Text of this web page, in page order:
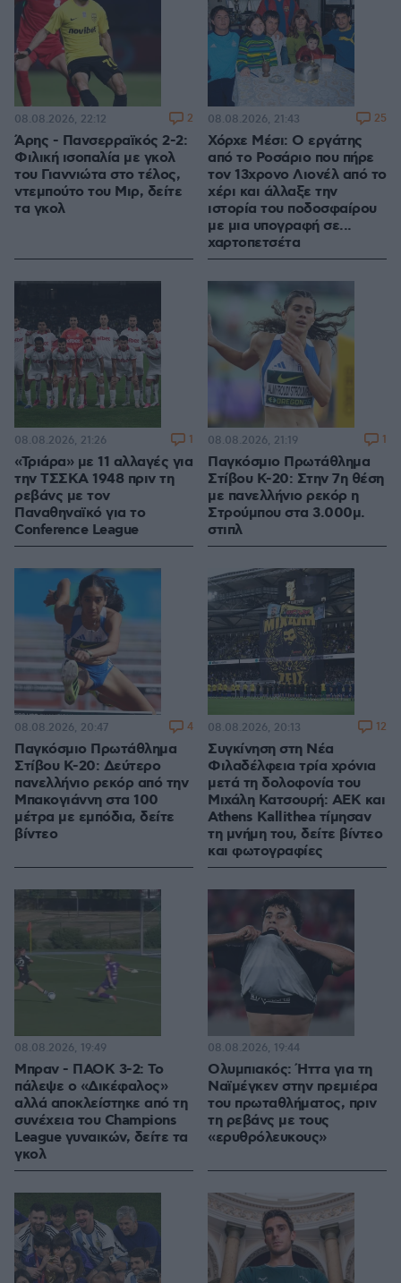
Άρης - Πανσερραϊκός 2-2:
Φιλική ισοπαλία με γκολ
του Γιαννιώτα στο τέλος,
ντεμπούτο του Μιρ, δείτε
τα γκολ
08.08.2026, 22:12 2
Χόρχε Μέσι: Ο εργάτης
από το Ροσάριο που πήρε
τον 13χρονο Λιονέλ από το
χέρι και άλλαξε την
ιστορία του ποδοσφαίρου
με μια υπογραφή σε...
χαρτοπετσέτα
08.08.2026, 21:43 25
«Τριάρα» με 11 αλλαγές για
την ΤΣΣΚΑ 1948 πριν τη
ρεβάνς με τον
Παναθηναϊκό για το
Conference League
08.08.2026, 21:26 1
Παγκόσμιο Πρωτάθλημα
Στίβου Κ-20: Στην 7η θέση
με πανελλήνιο ρεκόρ η
Στρούμπου στα 3.000μ.
στιπλ
08.08.2026, 21:19 1
Παγκόσμιο Πρωτάθλημα
Στίβου Κ-20: Δεύτερο
πανελλήνιο ρεκόρ από την
Μπακογιάννη στα 100
μέτρα με εμπόδια, δείτε
βίντεο
08.08.2026, 20:47 4
Συγκίνηση στη Νέα
Φιλαδέλφεια τρία χρόνια
μετά τη δολοφονία του
Μιχάλη Κατσουρή: ΑΕΚ και
Athens Kallithea τίμησαν
τη μνήμη του, δείτε βίντεο
και φωτογραφίες
08.08.2026, 20:13 12
Μπραν - ΠΑΟΚ 3-2: Το
πάλεψε ο «Δικέφαλος»
αλλά αποκλείστηκε από τη
συνέχεια του Champions
League γυναικών, δείτε τα
γκολ
08.08.2026, 19:49
Ολυμπιακός: Ήττα για τη
Ναϊμέγκεν στην πρεμιέρα
του πρωταθλήματος, πριν
τη ρεβάνς με τους
«ερυθρόλευκους»
08.08.2026, 19:44